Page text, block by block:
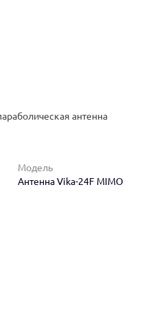
антенна
Модель
Антенна Vika-24F MIMO